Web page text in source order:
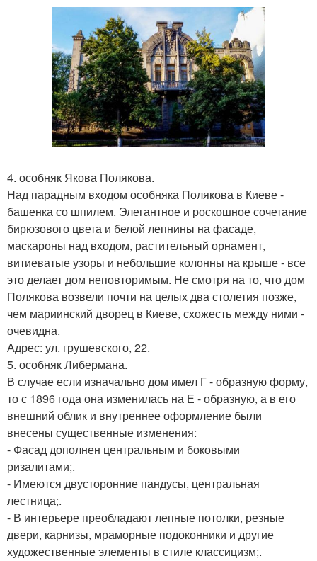
4. особняк Якова Полякова.
Над парадным входом особняка Полякова в Киеве -
башенка со шпилем. Элегантное и роскошное сочетание
бирюзового цвета и белой лепнины на фасаде,
маскароны над входом, растительный орнамент,
витиеватые узоры и небольшие колонны на крыше - все
это делает дом неповторимым. Не смотря на то, что дом
Полякова возвели почти на целых два столетия позже,
чем мариинский дворец в Киеве, схожесть между ними -
очевидна.
Адрес: ул. грушевского, 22.
5. особняк Либермана.
В случае если изначально дом имел Г - образную форму,
то с 1896 года она изменилась на Е - образную, а в его
внешний облик и внутреннее оформление были
внесены существенные изменения:
- Фасад дополнен центральным и боковыми
ризалитами;.
- Имеются двусторонние пандусы, центральная
лестница;.
- В интерьере преобладают лепные потолки, резные
двери, карнизы, мраморные подоконники и другие
художественные элементы в стиле классицизм;.